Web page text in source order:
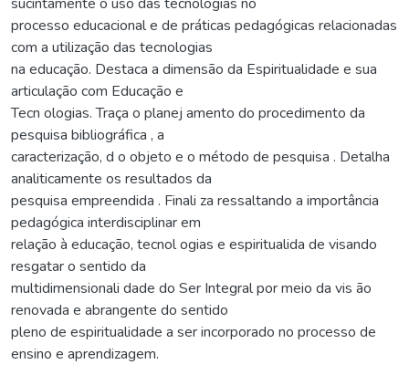
processo educacional e de práticas pedagógicas relacionadas
com a utilização das tecnologias
na educação. Destaca a dimensão da Espiritualidade e sua
articulação com Educação e
Tecn ologias. Traça o planej amento do procedimento da
pesquisa bibliográfica , a
caracterização, d o objeto e o método de pesquisa . Detalha
analiticamente os resultados da
pesquisa empreendida . Finali za ressaltando a importância
pedagógica interdisciplinar em
relação à educação, tecnol ogias e espiritualida de visando
resgatar o sentido da
multidimensionali dade do Ser Integral por meio da vis ão
renovada e abrangente do sentido
pleno de espiritualidade a ser incorporado no processo de
ensino e aprendizagem.